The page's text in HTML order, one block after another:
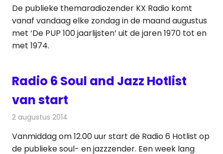
De publieke themaradiozender KX Radio komt
vanaf vandaag elke zondag in de maand augustus
met ‘De PUP 100 jaarlijsten’ uit de jaren 1970 tot en
met 1974.
Radio 6 Soul and Jazz Hotlist
van start
2 augustus 2014
Vanmiddag om 12.00 uur start de Radio 6 Hotlist op
de publieke soul- en jazzzender. Een week lang